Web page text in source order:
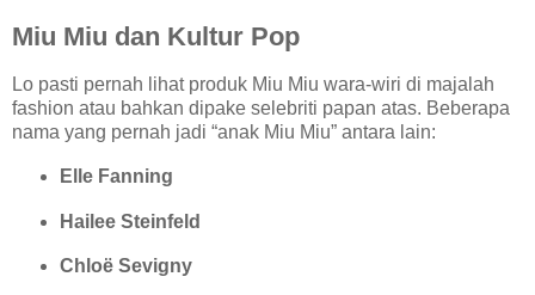
Miu Miu dan Kultur Pop
Lo pasti pernah lihat produk Miu Miu wara-wiri di majalah
fashion atau bahkan dipake selebriti papan atas. Beberapa
nama yang pernah jadi “anak Miu Miu” antara lain:
Elle Fanning
Hailee Steinfeld
Chloë Sevigny